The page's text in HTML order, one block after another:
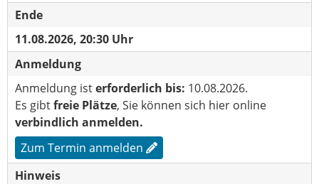
Ende
11.08.2026, 20:30 Uhr
Anmeldung
Anmeldung isterforderlich bis: 10.08.2026.
Es gibtfreie Plätze, Sie können sich hier online
verbindlich anmelden.
Zum Termin anmelden
Hinweis